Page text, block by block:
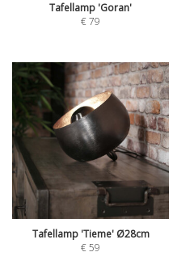
Tafellamp 'Goran'
€79
Tafellamp 'Tieme' Ø28cm
€59